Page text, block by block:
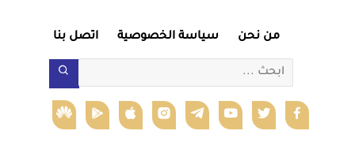
من نحن سياسة الخصوصية اتصل بنا